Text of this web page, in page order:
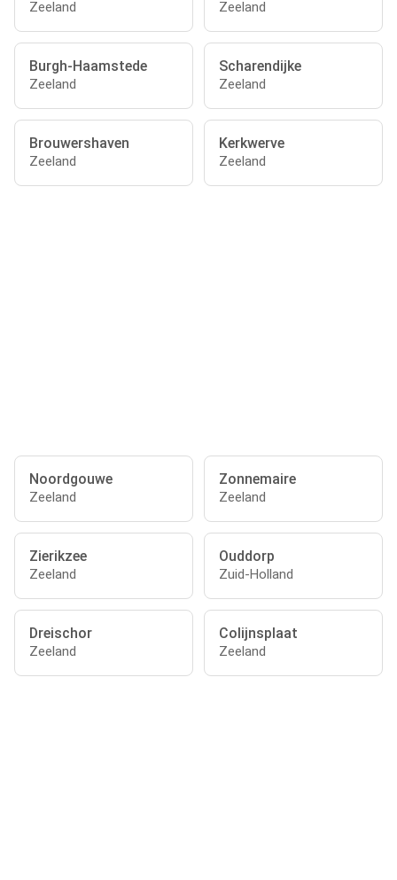
Zeeland Zeeland
Burgh-Haamstede
Zeeland
Scharendijke
Zeeland
Brouwershaven
Zeeland
Kerkwerve
Zeeland
Noordgouwe
Zeeland
Zonnemaire
Zeeland
Zierikzee
Zeeland
Ouddorp
Zuid-Holland
Dreischor
Zeeland
Colijnsplaat
Zeeland